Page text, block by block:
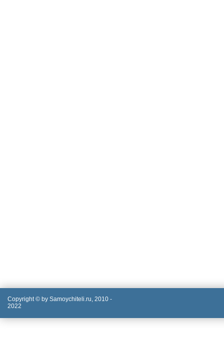
Copyright © by Samoychiteli.ru, 2010 -
2022